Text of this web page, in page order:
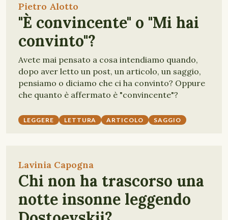
Pietro Alotto
"È convincente" o "Mi hai
convinto"?
Avete mai pensato a cosa intendiamo quando,
dopo aver letto un post, un articolo, un saggio,
pensiamo o diciamo che ci ha convinto? Oppure
che quanto è affermato è "convincente"?
LEGGERE LETTURA ARTICOLO SAGGIO
Lavinia Capogna
Chi non ha trascorso una
notte insonne leggendo